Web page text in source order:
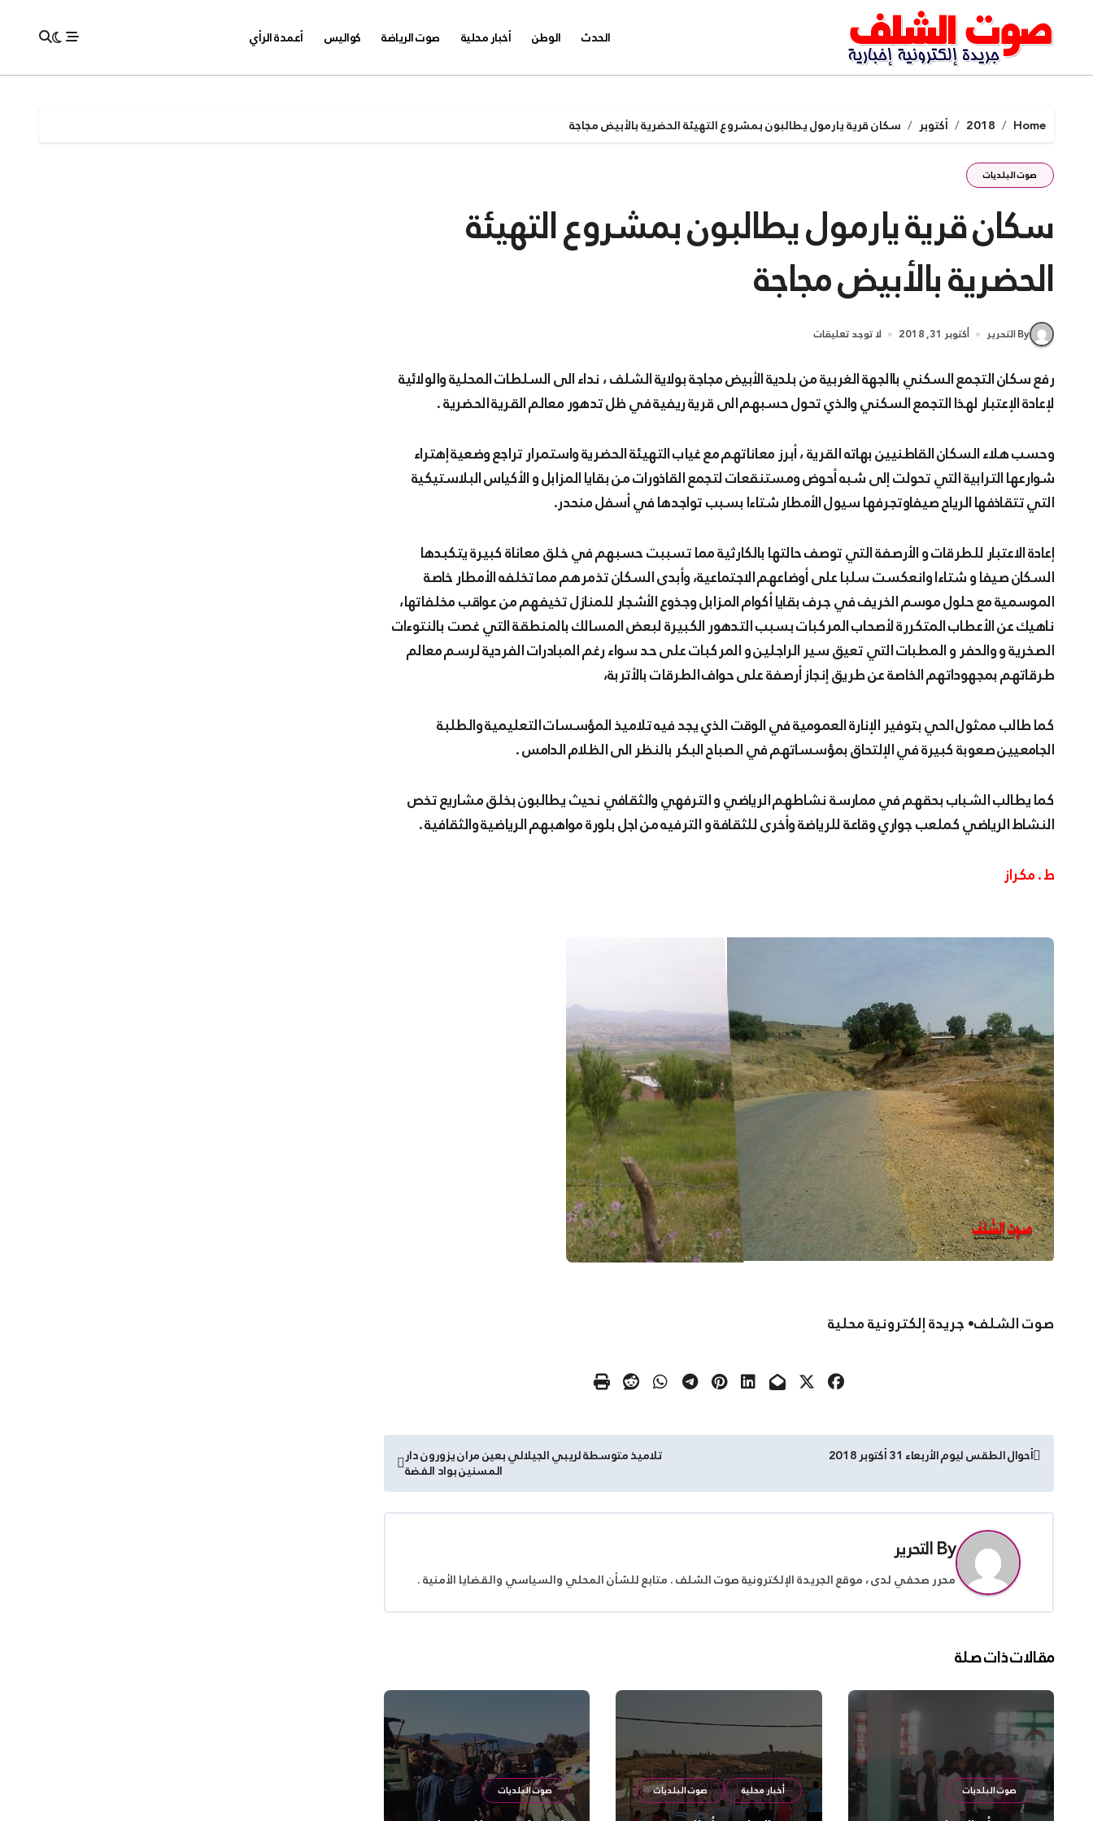
content
الحدث الوطن أخبار محلية صوت الرياضة كواليس أعمدة الرأي
Home
2018 أكتوبر سكان قرية يارمول يطالبون بمشروع التهيئة الحضرية بالأبيض مجاجة
صوت البلديات
سكان قرية يارمول يطالبون بمشروع التهيئة
الحضرية بالأبيض مجاجة
By التحرير أكتوبر 31, 2018 لا توجد تعليقات
رفع سكان التجمع السكني باالجهة الغربية من بلدية الأبيض مجاجة بولاية الشلف ، نداء الى السلطات المحلية والولائية
لإعادة الإعتبار لهذا التجمع السكني والذي تحول حسبهم الى قرية ريفية في ظل تدهور معالم القرية الحضرية .
وحسب هلاء السكان القاطنيين بهاته القرية ، أبرز معاناتهم مع غياب التهيئة الحضرية واستمرار تراجع وضعية إهتراء
شوارعها الترابية التي تحولت إلى شبه أحوض ومستنقعات لتجمع القاذورات من بقايا المزابل و الأكياس البلاستيكية
التي تتقاذفها الرياح صيفاوتجرفها سيول الأمطار شتاءا بسبب تواجدها في أسفل منحدر.
إعادة الاعتبار للطرقات و الأرصفة التي توصف حالتها بالكارثية مما تسببت حسبهم في خلق معاناة كبيرة يتكبدها
السكان صيفا و شتاءا وانعكست سلبا على أوضاعهم الاجتماعية، وأبدى السكان تذمرهم مما تخلفه الأمطار خاصة
الموسمية مع حلول موسم الخريف في جرف بقايا أكوام المزابل وجذوع الأشجار للمنازل تخيفهم من عواقب مخلفاتها،
ناهيك عن الأعطاب المتكررة لأصحاب المركبات بسبب التدهور الكبيرة لبعض المسالك بالمنطقة التي غصت بالنتوءات
الصخرية و والحفر و المطبات التي تعيق سير الراجلين و المركبات على حد سواء رغم المبادرات الفردية لرسم معالم
طرقاتهم بمجهوداتهم الخاصة عن طريق إنجاز أرصفة على حواف الطرقات بالأتربة،
كما طالب ممثول الحي بتوفير الإنارة العمومية في الوقت الذي يجد فيه تلاميذ المؤسسات التعليمية والطلبة
الجامعيين صعوبة كبيرة في الإلتحاق بمؤسساتهم في الصباح البكر بالنظر الى الظلام الدامس .
كما يطالب الشباب بحقهم في ممارسة نشاطهم الرياضي و الترفهي والثقافي نحيث يطالبون بخلق مشاريع تخص
النشاط الرياضي كملعب جواري وقاعة للرياضة وأخرى للثقافة و الترفيه من اجل بلورة مواهبهم الرياضية والثقافية .
ط . مكراز
صوت الشلف• جريدة إلكترونية محلية
تصفّح
المقالات
أحوال الطقس ليوم الأربعاء 31 أكتوبر 2018 تلاميذ متوسطة لريبي الجيلالي بعين مران يزورون دار
المسنين بواد الفضة
Byالتحرير
محرر صحفي لدى ، موقع الجريدة الإلكترونية صوت الشلف . متابع للشأن المحلي والسياسي والقضايا الأمنية .
مقالات ذات صلة
صوت البلديات أخبار محلية صوت البلديات صوت البلديات